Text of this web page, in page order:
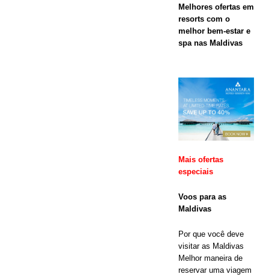
Melhores ofertas em
resorts com o
melhor bem-estar e
spa nas Maldivas
Mais ofertas
especiais
Voos para as
Maldivas
Por que você deve
visitar as Maldivas
Melhor maneira de
reservar uma viagem